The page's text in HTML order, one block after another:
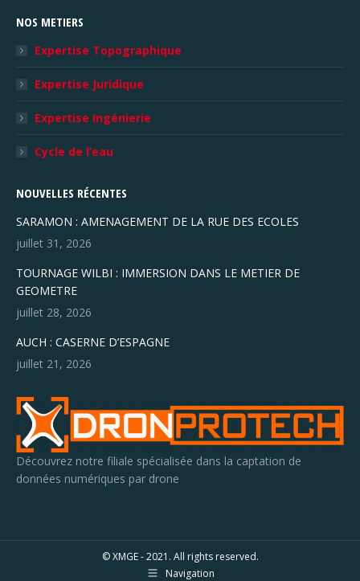
NOS METIERS
Expertise Topographique
Expertise Juridique
Expertise Ingénierie
Cycle de l’eau
NOUVELLES RÉCENTES
SARAMON : AMENAGEMENT DE LA RUE DES ECOLES
juillet 31, 2026
TOURNAGE WILBI : IMMERSION DANS LE METIER DE
GEOMETRE
juillet 28, 2026
AUCH : CASERNE D’ESPAGNE
juillet 21, 2026
Découvrez notre filiale spécialisée dans la captation de
données numériques par drone
© XMGE - 2021. All rights reserved.
Navigation